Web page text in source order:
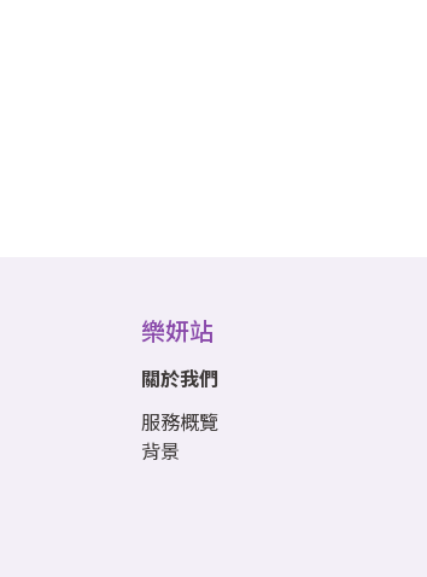
樂妍站
關於我們
服務概覽
背景